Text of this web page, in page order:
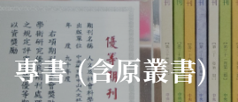
專書 (含原叢書)